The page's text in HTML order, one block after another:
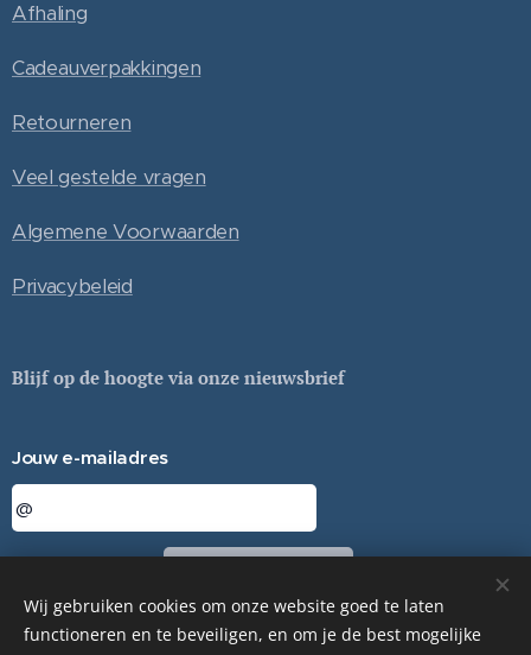
Afhaling
Cadeauverpakkingen
Retourneren
Veel gestelde vragen
Algemene Voorwaarden
Privacybeleid
Blijf op de hoogte via onze nieuwsbrief
Jouw e-mailadres
Wij gebruiken cookies om onze website goed te laten
functioneren en te beveiligen, en om je de best mogelijke